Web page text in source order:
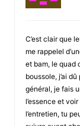
C’est clair que
me rappelel
et bam, le quad
boussole, j’ai
général, je fais
l’essence et
l’entretien, tu